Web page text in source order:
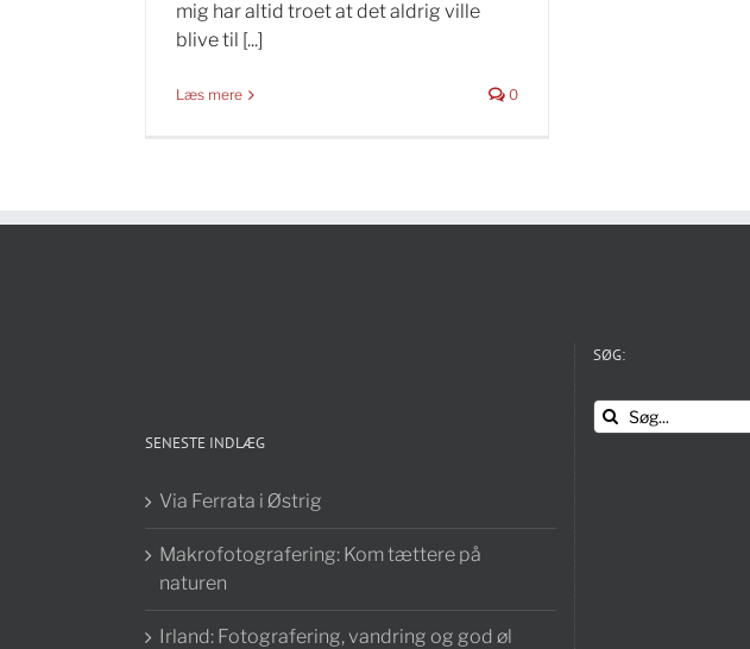
mig har altid troet at det aldrig ville
blive til [...]
Læs mere 0
SENESTE INDLÆG
Via Ferrata i Østrig
Makrofotografering: Kom tættere på
naturen
Irland: Fotografering, vandring og god øl
SØG:
Søg
efter: